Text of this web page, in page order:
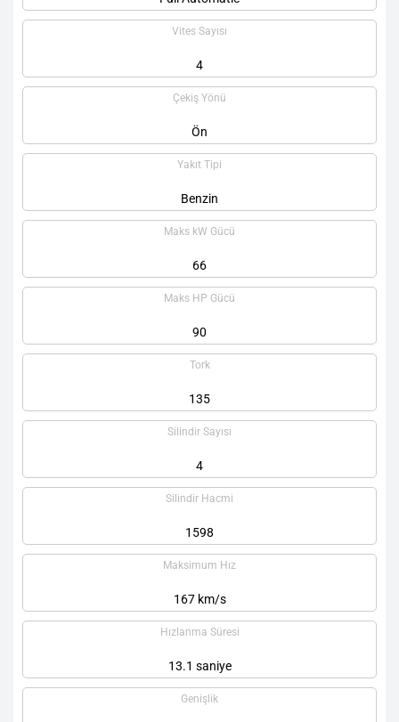
Vites Sayısı
4
Çekiş Yönü
Ön
Yakıt Tipi
Benzin
Maks kW Gücü
66
Maks HP Gücü
90
Tork
135
Silindir Sayısı
4
Silindir Hacmi
1598
Maksimum Hız
167 km/s
Hızlanma Süresi
13.1 saniye
Genişlik